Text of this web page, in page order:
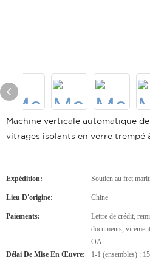
Machine verticale automatique
vitrages isolants en verre trempé
Expédition: Soutien au fret
Lieu D'origine: Chine
Paiements:
Lettre de crédit,
documents,
OA
Délai De Mise En Œuvre:
1-1 (ensembles) :